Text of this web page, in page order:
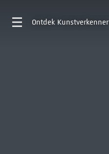
Ontdek Kunstverkenner